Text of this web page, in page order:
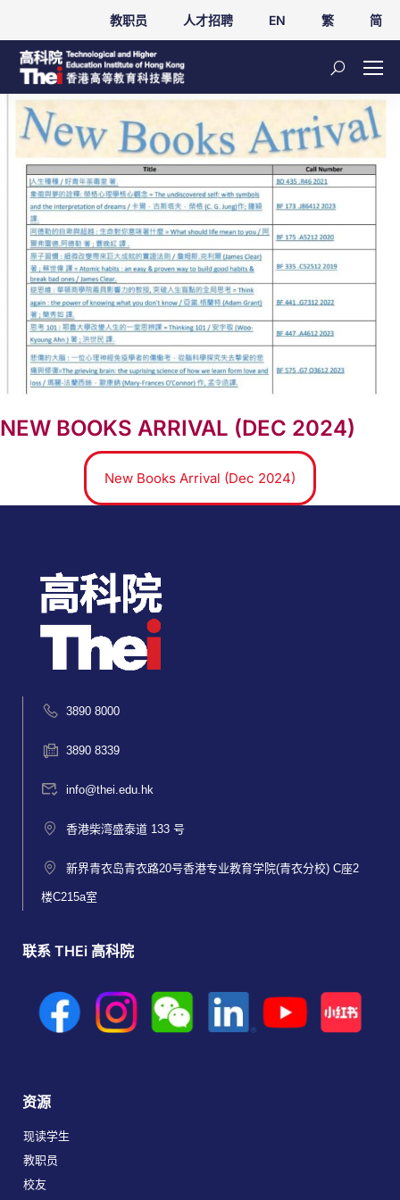
教职员 人才招聘 EN 繁 简
NEW BOOKS ARRIVAL (DEC 2024)
New Books Arrival (Dec 2024)
3890 8000
3890 8339
info@thei.edu.hk
香港柴湾盛泰道 133 号
新界青衣岛青衣路20号香港专业教育学院(青衣分校) C座2
楼C215a室
联系 THEi 高科院
资源
现读学生
教职员
校友